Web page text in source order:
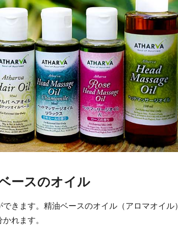
ースのオイル
きます。精油ベースのオイル（アロマオイル）
れます。